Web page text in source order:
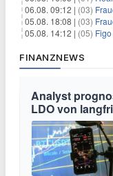
06.08. 09:12 | (03)
05.08. 18:08 | (03)
05.08. 14:12 | (05) Figo
FINANZNEWS
Analyst
LDO von